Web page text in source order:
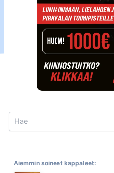
Search
Aiemmin soineet kappaleet: